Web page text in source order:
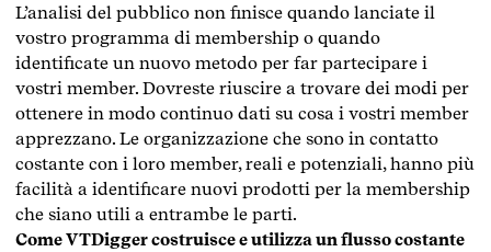
L’analisi del pubblico non finisce quando lanciate il
vostro programma di membership o quando
identificate un nuovo metodo per far partecipare i
vostri member. Dovreste riuscire a trovare dei modi per
ottenere in modo continuo dati su cosa i vostri member
apprezzano. Le organizzazione che sono in contatto
costante con i loro member, reali e potenziali, hanno più
facilità a identificare nuovi prodotti per la membership
che siano utili a entrambe le parti.
Come VTDigger costruisce e utilizza un flusso costante